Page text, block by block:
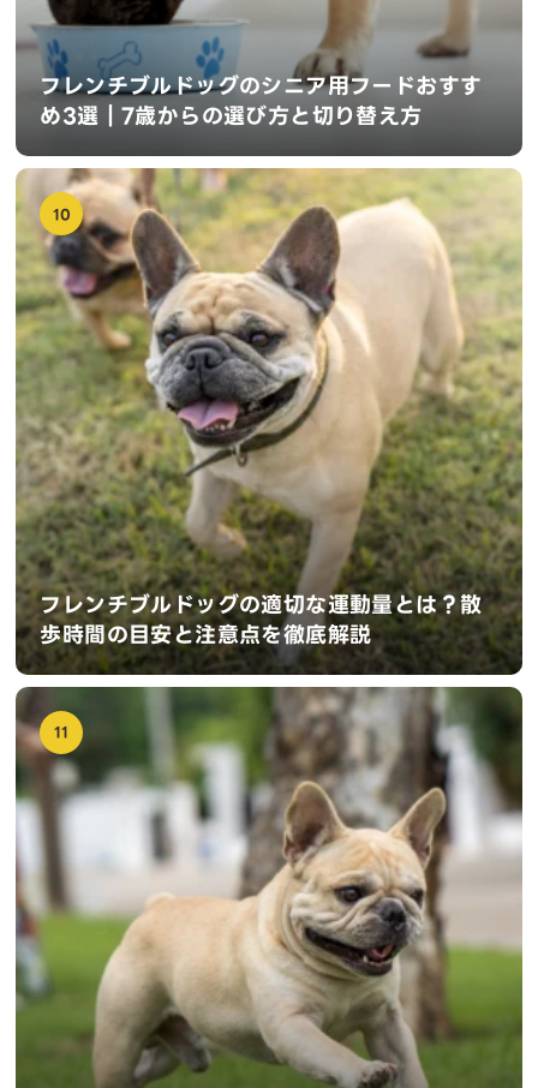
フレンチブルドッグのシニア用フードおすす
め3選｜7歳からの選び方と切り替え方
10
フレンチブルドッグの適切な運動量とは？散
歩時間の目安と注意点を徹底解説
11